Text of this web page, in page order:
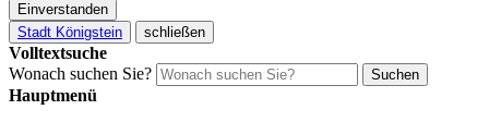
Einverstanden
Stadt Königstein
schließen
Volltextsuche
Wonach suchen Sie?
Suchen
Hauptmenü